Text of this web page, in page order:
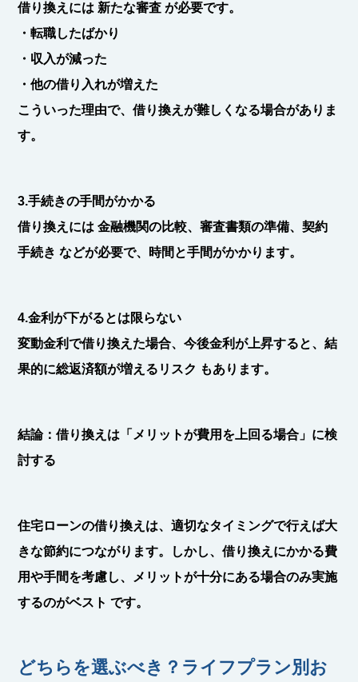
借り換えには 新たな審査 が必要です。
・転職したばかり
・収入が減った
・他の借り入れが増えた
こういった理由で、借り換えが難しくなる場合がありま
す。
3.手続きの手間がかかる
借り換えには金融機関の比較、審査書類の準備、契約
手続き などが必要で、時間と手間がかかります。
4.金利が下がるとは限らない
変動金利で借り換えた場合、今後金利が上昇すると、結
果的に総返済額が増えるリスク もあります。
結論：借り換えは「メリットが費用を上回る場合」に検
討する
住宅ローンの借り換えは、適切なタイミングで行えば大
きな節約につながります。しかし、借り換えにかかる費
用や手間を考慮し、
メリットが十分にある場合のみ実施
するのがベスト です。
どちらを選ぶべき？ライフプラン別お